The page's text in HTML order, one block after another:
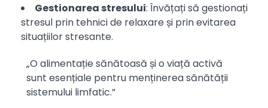
Gestionarea stresului: Învățați să gestionați
stresul prin tehnici de relaxare și prin evitarea
situațiilor stresante.
„O alimentație sănătoasă și o viață activă
sunt esențiale pentru menținerea sănătății
sistemului limfatic.”